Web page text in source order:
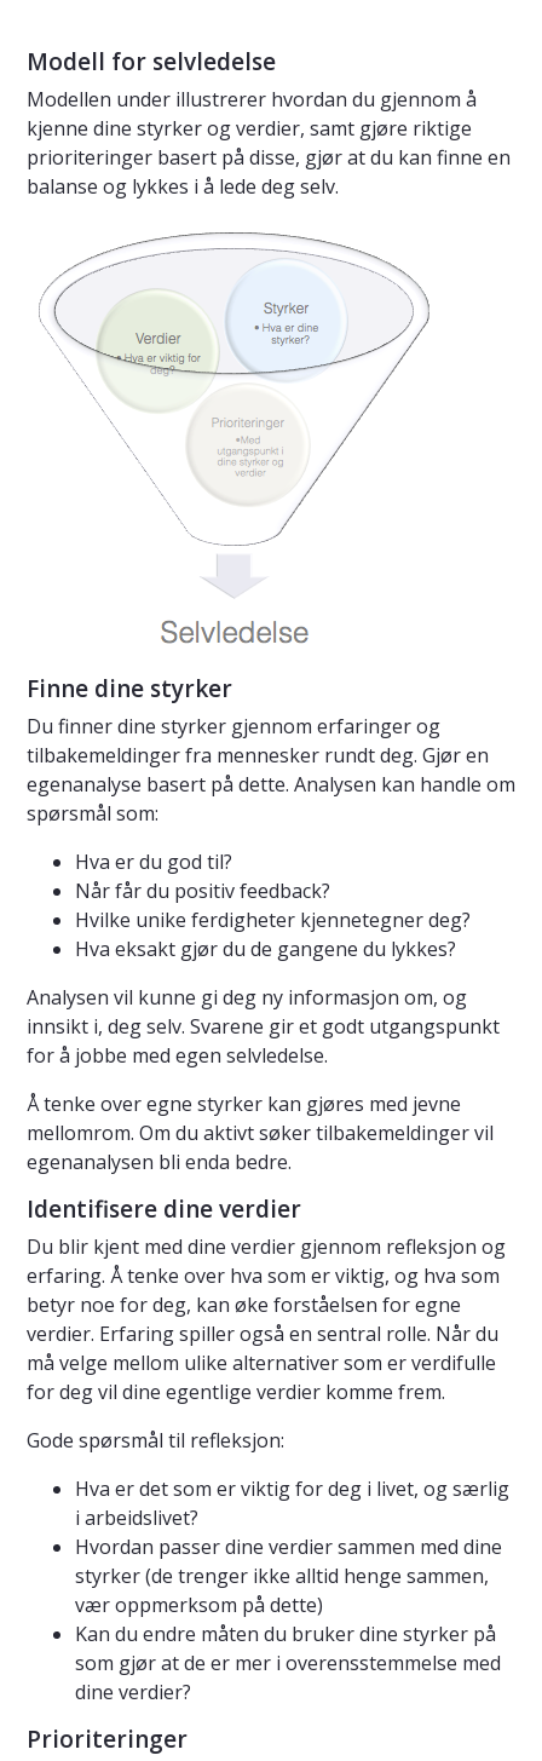
Modell for selvledelse
Modellen under illustrerer hvordan du gjennom å
kjenne dine styrker og verdier, samt gjøre riktige
prioriteringer basert på disse, gjør at du kan finne en
balanse og lykkes i å lede deg selv.
Finne dine styrker
Du finner dine styrker gjennom erfaringer og
tilbakemeldinger fra mennesker rundt deg. Gjør en
egenanalyse basert på dette. Analysen kan handle om
spørsmål som:
Hva er du god til?
Når får du positiv feedback?
Hvilke unike ferdigheter kjennetegner deg?
Hva eksakt gjør du de gangene du lykkes?
Analysen vil kunne gi deg ny informasjon om, og
innsikt i, deg selv. Svarene gir et godt utgangspunkt
for å jobbe med egen selvledelse.
Å tenke over egne styrker kan gjøres med jevne
mellomrom. Om du aktivt søker tilbakemeldinger vil
egenanalysen bli enda bedre.
Identifisere dine verdier
Du blir kjent med dine verdier gjennom refleksjon og
erfaring. Å tenke over hva som er viktig, og hva som
betyr noe for deg, kan øke forståelsen for egne
verdier. Erfaring spiller også en sentral rolle. Når du
må velge mellom ulike alternativer som er verdifulle
for deg vil dine egentlige verdier komme frem.
Gode spørsmål til refleksjon:
Hva er det som er viktig for deg i livet, og særlig
i arbeidslivet?
Hvordan passer dine verdier sammen med dine
styrker (de trenger ikke alltid henge sammen,
vær oppmerksom på dette)
Kan du endre måten du bruker dine styrker på
som gjør at de er mer i overensstemmelse med
dine verdier?
Prioriteringer